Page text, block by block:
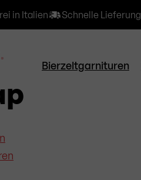
in Italien Schnelle Lieferung
Bierzeltgarnituren